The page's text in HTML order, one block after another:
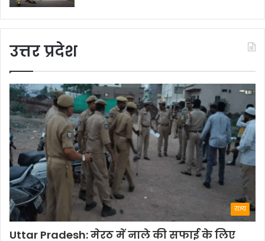
उत्तर प्रदेश
राज्य
Uttar Pradesh: मेरठ में नाले की सफाई के लिए